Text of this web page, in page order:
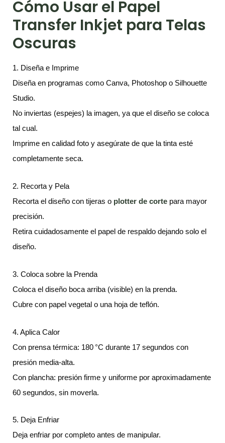
Cómo Usar el Papel
Transfer Inkjet para Telas
Oscuras
1. Diseña e Imprime
Diseña en programas como Canva, Photoshop o Silhouette
Studio.
No inviertas (espejes) la imagen, ya que el diseño se coloca
tal cual.
Imprime en calidad foto y asegúrate de que la tinta esté
completamente seca.
2. Recorta y Pela
Recorta el diseño con tijeras o plotter de corte para mayor
precisión.
Retira cuidadosamente el papel de respaldo dejando solo el
diseño.
3. Coloca sobre la Prenda
Coloca el diseño boca arriba (visible) en la prenda.
Cubre con papel vegetal o una hoja de teflón.
4. Aplica Calor
Con prensa térmica: 180 °C durante 17 segundos con
presión media-alta.
Con plancha: presión firme y uniforme por aproximadamente
60 segundos, sin moverla.
5. Deja Enfriar
Deja enfriar por completo antes de manipular.